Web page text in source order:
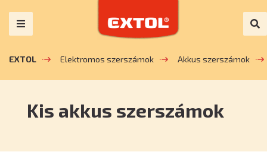
EXTOL Elektromos szerszámok Akkus szerszámok
Kis akkus szerszámok